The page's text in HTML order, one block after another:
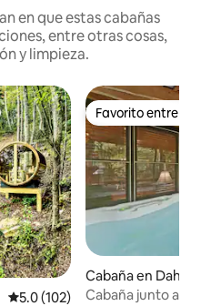
en que estas cabañas
entre otras cosas,
y limpieza.
Calificación promedio: 5.0 de
5.0 (102)
Favorito entre
Favorito entre
Cabaña en
Cabaña junto al